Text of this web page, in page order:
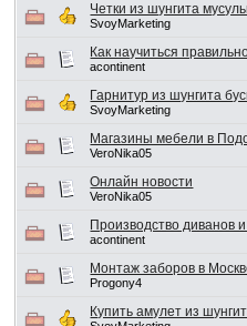
Четки из шунгита
SvoyMarketing
Как научиться
acontinent
Гарнитур из шунгита
SvoyMarketing
Магазины мебели в
VeroNika05
Онлайн новости
VeroNika05
Производство диванов
acontinent
Монтаж заборов в
Progony4
Купить амулет из